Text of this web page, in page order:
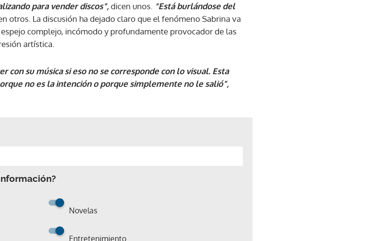
para vender discos”,dicen unos. “Está burlándose del
otros. La discusión ha dejado claro que el fenómeno Sabrina va
complejo, incómodo y profundamente provocador de las
artística.
con su música si eso no se corresponde con lo visual. Esta
no es la intención o porque simplemente no le salió”,
Novelas
Entretenimiento